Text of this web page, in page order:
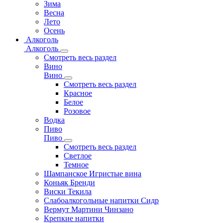
Зима
Весна
Лето
Осень
Алкоголь
Алкоголь
Смотреть весь раздел
Вино
Вино
Смотреть весь раздел
Красное
Белое
Розовое
Водка
Пиво
Пиво
Смотреть весь раздел
Cветлое
Темное
Шампанское Игристые вина
Коньяк Бренди
Виски Текила
Слабоалкогольные напитки Сидр
Вермут Мартини Чинзано
Крепкие напитки